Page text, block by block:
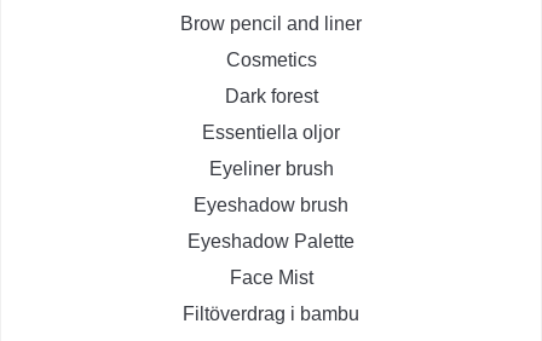
Brow pencil and liner
Cosmetics
Dark forest
Essentiella oljor
Eyeliner brush
Eyeshadow brush
Eyeshadow Palette
Face Mist
Filtöverdrag i bambu